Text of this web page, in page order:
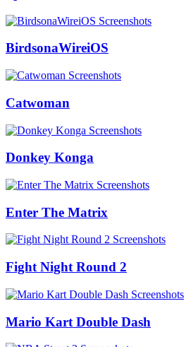
BirdsonaWireiOS
Catwoman
Donkey Konga
Enter The Matrix
Fight Night Round 2
Mario Kart Double Dash